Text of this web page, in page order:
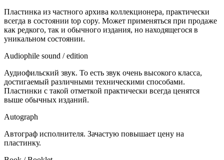
Пластинка из частного архива коллекционера, практически
всегда в состоянии top copy. Может применяться при продаже
как редкого, так и обычного издания, но находящегося в
уникальном состоянии.
Audiophile sound / edition
Аудиофильский звук. То есть звук очень высокого класса,
достигаемый различными техническими способами.
Пластинки с такой отметкой практически всегда ценятся
выше обычных изданий.
Autograph
Автограф исполнителя. Зачастую повышает цену на
пластинку.